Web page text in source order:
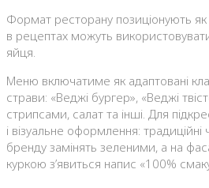
Формат ресторану позиціонують як
в рецептах можуть
яйця.
Меню включатиме як адаптовані
страви: «Веджі бургер», «Веджі
стрипсами, салат та інші. Для
і візуальне оформлення:
бренду замінять зеленими, а на
куркою з’явиться напис «100%